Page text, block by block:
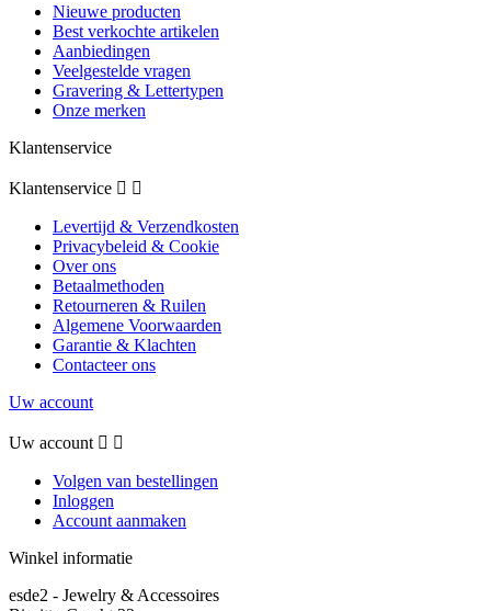
Nieuwe producten
Best verkochte artikelen
Aanbiedingen
Veelgestelde vragen
Gravering & Lettertypen
Onze merken
Klantenservice
Klantenservice  
Levertijd & Verzendkosten
Privacybeleid & Cookie
Over ons
Betaalmethoden
Retourneren & Ruilen
Algemene Voorwaarden
Garantie & Klachten
Contacteer ons
Uw account
Uw account  
Volgen van bestellingen
Inloggen
Account aanmaken
Winkel informatie
esde2 - Jewelry & Accessoires